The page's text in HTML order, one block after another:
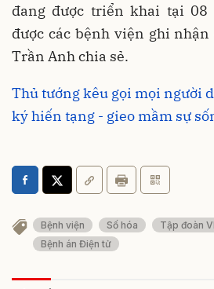
đang được triển khai tại
được các bệnh viện ghi nhận
Trần Anh chia sẻ.
Thủ tướng kêu gọi mọi người
ký hiến tạng - gieo mầm sự
Bệnh viện Số hóa Tập đoàn
Bệnh án Điện tử